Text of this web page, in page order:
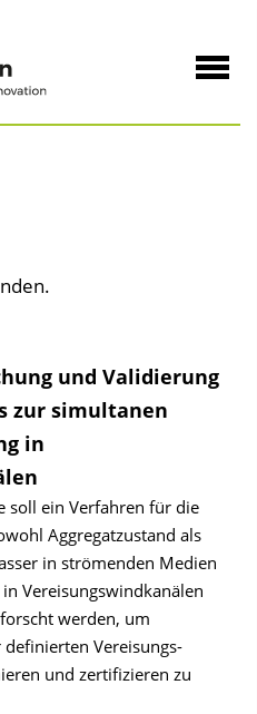
und Validierung
zur simultanen
in
soll ein Verfahren für die
Aggregatzustand als
in strömenden Medien
Vereisungswindkanälen
werden, um
definierten Vereisungs­
und zertifizieren zu